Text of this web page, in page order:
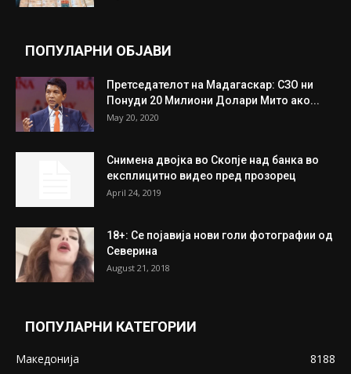
ПОПУЛАРНИ ОБЈАВИ
Претседателот на Мадагаскар: СЗО ни
Понуди 20 Милиони Долари Мито ако...
May 20, 2020
Снимена двојка во Скопје над банка во
експлицитно видео пред прозорец
April 24, 2019
18+: Се појавија нови голи фотографии од
Северина
August 21, 2018
ПОПУЛАРНИ КАТЕГОРИИ
Македонија
8188